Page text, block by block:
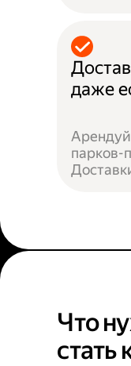
даже
парков-
Что
стать